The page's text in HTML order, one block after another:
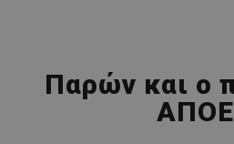
Παρών και ο